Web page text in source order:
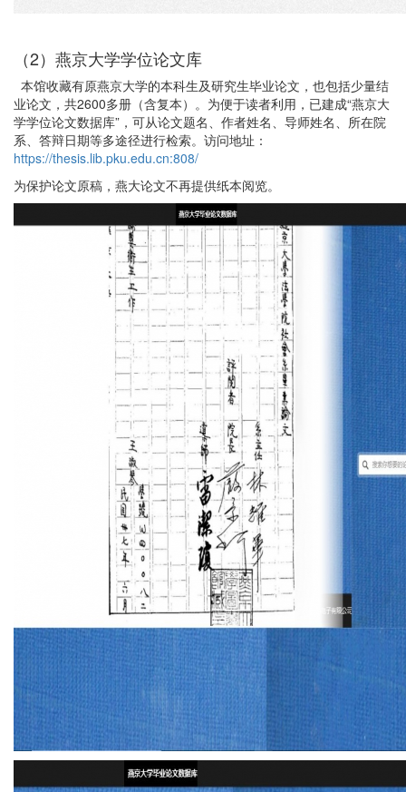
（2）燕京大学学位论文库
本馆收藏有原燕京大学的本科生及研究生毕业论文，也包括少量结
业论文，共2600多册（含复本）。为便于读者利用，已建成“燕京大
学学位论文数据库”，可从论文题名、作者姓名、导师姓名、所在院
系、答辩日期等多途径进行检索。访问地址：
https://thesis.lib.pku.edu.cn:808/
为保护论文原稿，燕大论文不再提供纸本阅览。